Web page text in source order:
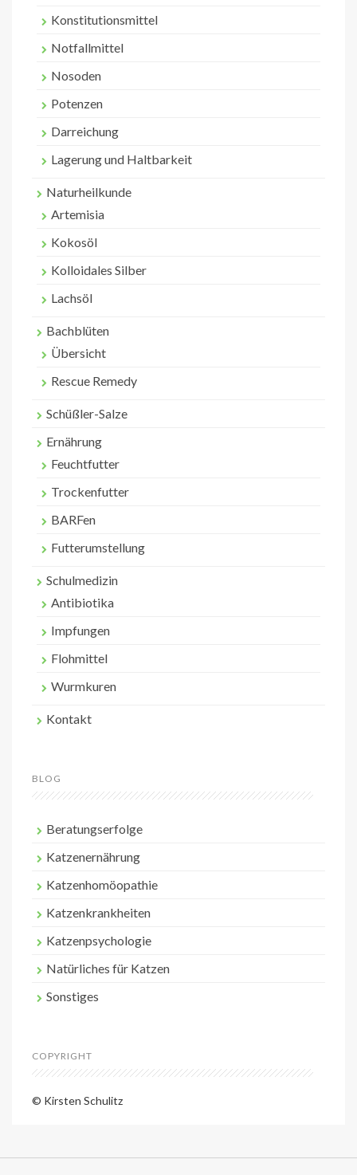
Konstitutionsmittel
Notfallmittel
Nosoden
Potenzen
Darreichung
Lagerung und Haltbarkeit
Naturheilkunde
Artemisia
Kokosöl
Kolloidales Silber
Lachsöl
Bachblüten
Übersicht
Rescue Remedy
Schüßler-Salze
Ernährung
Feuchtfutter
Trockenfutter
BARFen
Futterumstellung
Schulmedizin
Antibiotika
Impfungen
Flohmittel
Wurmkuren
Kontakt
BLOG
Beratungserfolge
Katzenernährung
Katzenhomöopathie
Katzenkrankheiten
Katzenpsychologie
Natürliches für Katzen
Sonstiges
COPYRIGHT
© Kirsten Schulitz